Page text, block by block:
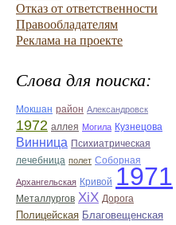
Отказ от ответственности
Правообладателям
Реклама на проекте
Слова для поиска:
Мокшан район Александровск
1972 аллея Могила Кузнецова
Винница Психиатрическая
лечебница полет Соборная
Архангельская Кривой 1971
Металлургов ХiХ Дорога
Полицейская Благовещенская